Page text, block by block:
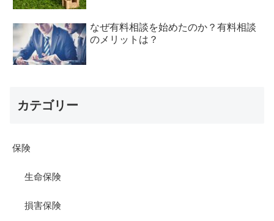
なぜ有料相談を始めたのか？有料相談
のメリットは？
カテゴリー
保険
生命保険
損害保険